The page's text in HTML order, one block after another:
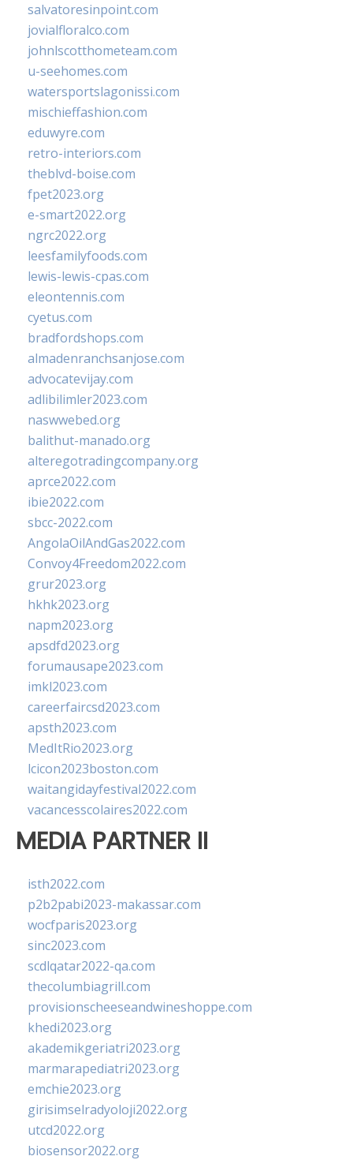
salvatoresinpoint.com
jovialfloralco.com
johnlscotthometeam.com
u-seehomes.com
watersportslagonissi.com
mischieffashion.com
eduwyre.com
retro-interiors.com
theblvd-boise.com
fpet2023.org
e-smart2022.org
ngrc2022.org
leesfamilyfoods.com
lewis-lewis-cpas.com
eleontennis.com
cyetus.com
bradfordshops.com
almadenranchsanjose.com
advocatevijay.com
adlibilimler2023.com
naswwebed.org
balithut-manado.org
alteregotradingcompany.org
aprce2022.com
ibie2022.com
sbcc-2022.com
AngolaOilAndGas2022.com
Convoy4Freedom2022.com
grur2023.org
hkhk2023.org
napm2023.org
apsdfd2023.org
forumausape2023.com
imkl2023.com
careerfaircsd2023.com
apsth2023.com
MedItRio2023.org
lcicon2023boston.com
waitangidayfestival2022.com
vacancesscolaires2022.com
MEDIA PARTNER II
isth2022.com
p2b2pabi2023-makassar.com
wocfparis2023.org
sinc2023.com
scdlqatar2022-qa.com
thecolumbiagrill.com
provisionscheeseandwineshoppe.com
khedi2023.org
akademikgeriatri2023.org
marmarapediatri2023.org
emchie2023.org
girisimselradyoloji2022.org
utcd2022.org
biosensor2022.org